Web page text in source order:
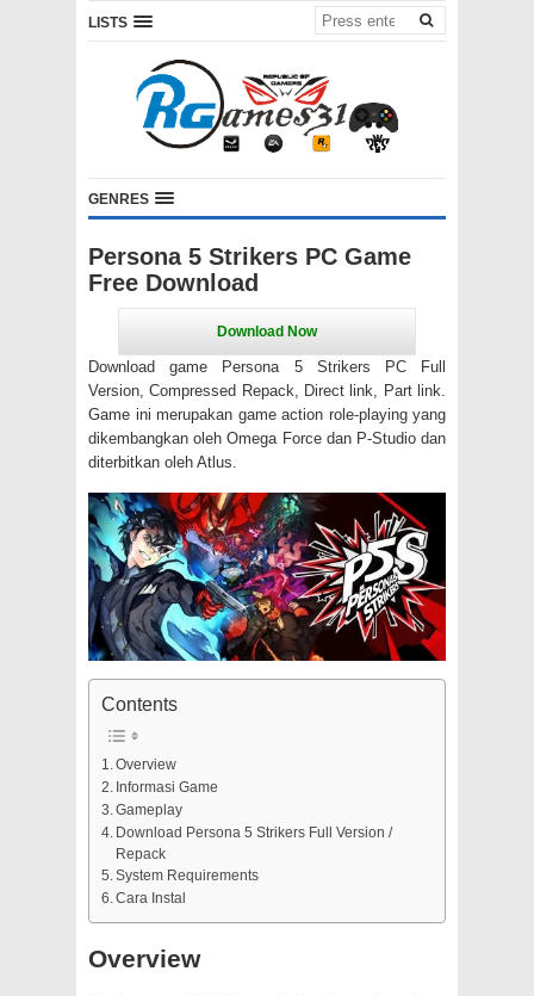
LISTS
GENRES
Persona 5 Strikers PC Game
Free Download
Download game Persona 5 Strikers PC Full
Version, Compressed Repack, Direct link, Part link.
Game ini merupakan game action role-playing yang
dikembangkan oleh Omega Force dan P-Studio dan
diterbitkan oleh Atlus.
Contents
Overview
Informasi Game
Gameplay
Download Persona 5 Strikers Full Version /
Repack
System Requirements
Cara Instal
Overview